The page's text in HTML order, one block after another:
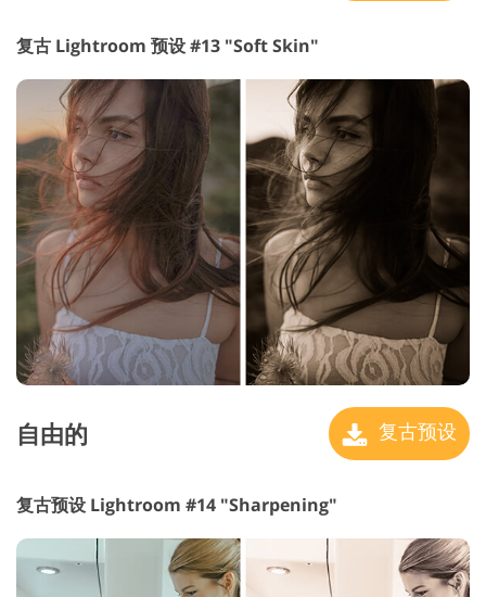
复古 Lightroom 预设 #13 "Soft Skin"
自由的 复古预设
复古预设 Lightroom #14 "Sharpening"